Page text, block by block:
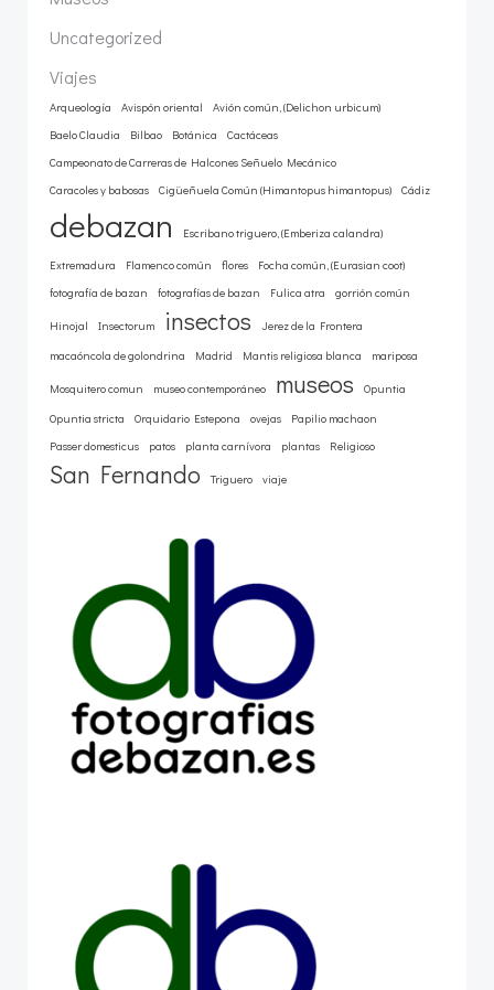
Uncategorized
Viajes
Arqueología Avispón oriental
Avión común, (Delichon urbicum)
Baelo Claudia
Bilbao Botánica
Cactáceas
Campeonato de Carreras de Halcones Señuelo Mecánico
Caracoles y babosas
Cigüeñuela Común (Himantopus himantopus) Cádiz
debazan Escribano triguero, (Emberiza calandra)
Extremadura Flamenco común flores
Focha común, (Eurasian coot)
fotografía de bazan
fotografías de bazan Fulica atra gorrión común
Hinojal Insectorum insectos
Jerez de la Frontera
macaóncola de golondrina
Madrid Mantis religiosa blanca mariposa
Mosquitero comun museo contemporáneo museos
Opuntia
Opuntia stricta
Orquidario Estepona ovejas
Papilio machaon
Passer domesticus
patos planta carnívora plantas Religioso
San Fernando Triguero viaje